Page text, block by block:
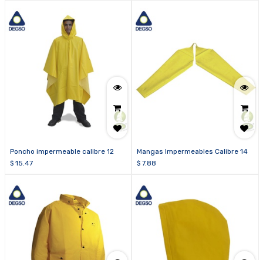
Poncho impermeable calibre 12
$ 15.47
Mangas Impermeables Calibre 14
$ 7.88